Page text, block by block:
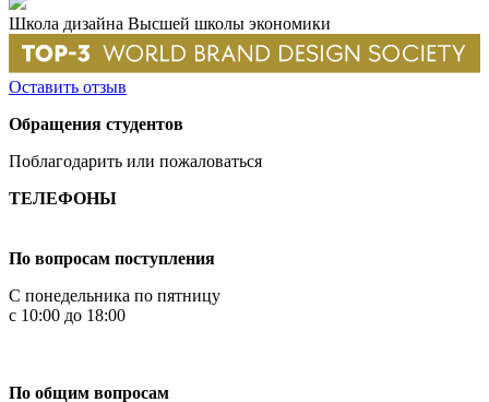
Школа дизайна Высшей школы экономики
Оставить отзыв
Обращения студентов
Поблагодарить или пожаловаться
ТЕЛЕФОНЫ
По вопросам поступления
С понедельника по пятницу
с 10:00 до 18:00
По общим вопросам